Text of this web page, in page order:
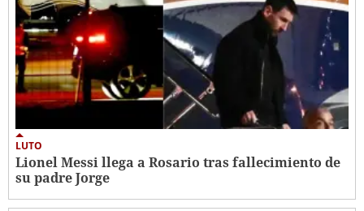
LUTO
Lionel Messi llega a Rosario tras fallecimiento de
su padre Jorge